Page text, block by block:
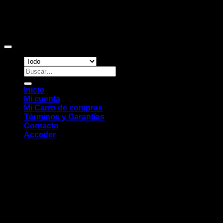
Buscar
por:
Inicio
Mi cuenta
Mi Carro de compras
Términos y Garantías
Contacto
Acceder